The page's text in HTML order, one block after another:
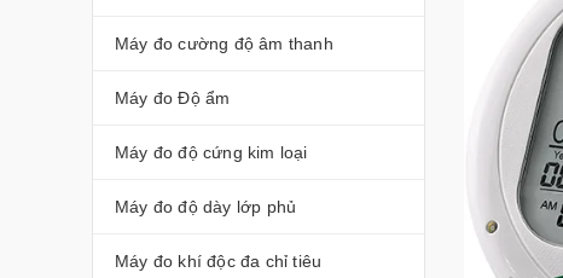
Máy đo cường độ âm thanh
Máy đo Độ ẩm
Máy đo độ cứng kim loại
Máy đo độ dày lớp phủ
Máy đo khí độc đa chỉ tiêu